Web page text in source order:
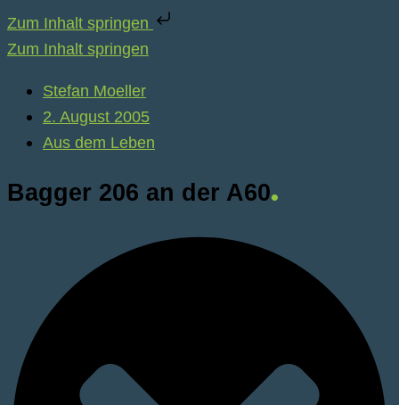
Zum Inhalt springen
Zum Inhalt springen
Stefan Moeller
2. August 2005
Aus dem Leben
Bagger 206 an der A60